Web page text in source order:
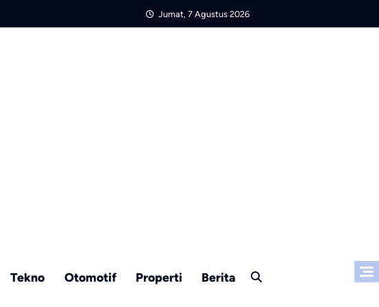
Jumat, 7 Agustus 2026
Tekno Otomotif Properti Berita